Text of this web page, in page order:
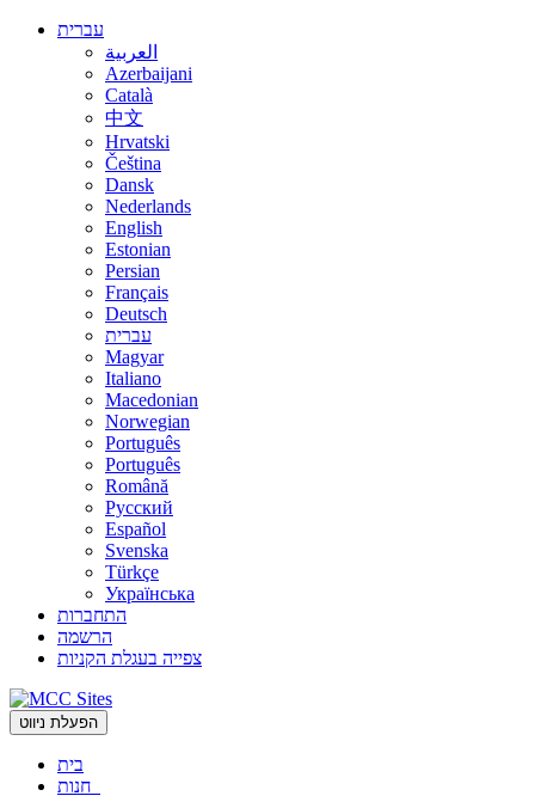
עברית
العربية
Azerbaijani
Català
中文
Hrvatski
Čeština
Dansk
Nederlands
English
Estonian
Persian
Français
Deutsch
עברית
Magyar
Italiano
Macedonian
Norwegian
Português
Português
Română
Русский
Español
Svenska
Türkçe
Українська
התחברות
הרשמה
צפייה בעגלת הקניות
הפעלת ניווט
בית